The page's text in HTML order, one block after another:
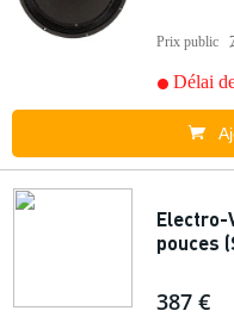
Prix public
Délai
Electro-
pouces
387 €